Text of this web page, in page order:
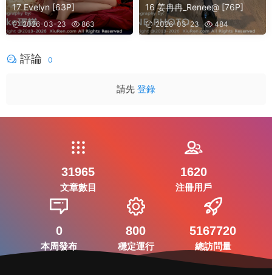
17 Evelyn [63P]
2026-03-23 863
16 姜冉冉_Renee@ [76P]
2026-03-23 484
評論 0
請先 登錄
31965
文章數目
1620
注冊用戶
0
本周發布
800
穩定運行
5167720
總訪問量